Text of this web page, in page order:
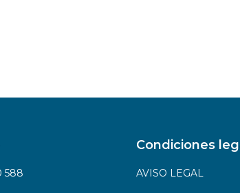
588
Condiciones
AVISO LEGAL